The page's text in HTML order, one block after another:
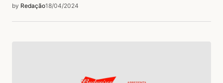
by Redação18/04/2024